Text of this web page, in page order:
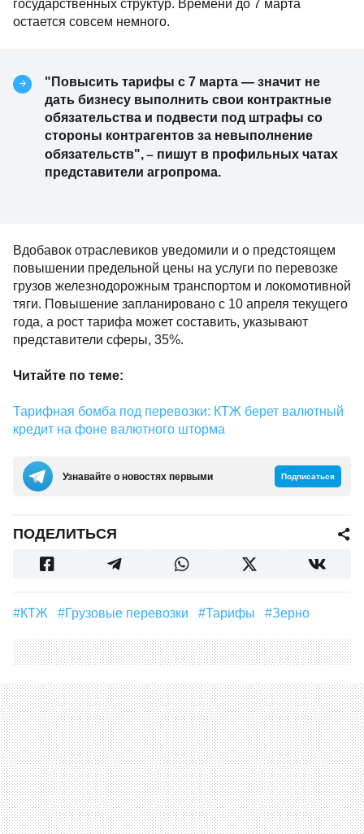
государственных структур. Времени до 7 марта
остается совсем немного.
"Повысить тарифы с 7 марта — значит не
дать бизнесу выполнить свои контрактные
обязательства и подвести под штрафы со
стороны контрагентов за невыполнение
обязательств",– пишут в профильных чатах
представители агропрома.
Вдобавок отраслевиков уведомили и о предстоящем
повышении предельной цены на услуги по перевозке
грузов железнодорожным транспортом и локомотивной
тяги. Повышение запланировано с 10 апреля текущего
года, а рост тарифа может составить, указывают
представители сферы, 35%.
Читайте по теме:
Тарифная бомба под перевозки: КТЖ берет валютный
кредит на фоне валютного шторма
Узнавайте о новостях первыми Подписаться
ПОДЕЛИТЬСЯ
#КТЖ #грузовые перевозки #тарифы #зерно